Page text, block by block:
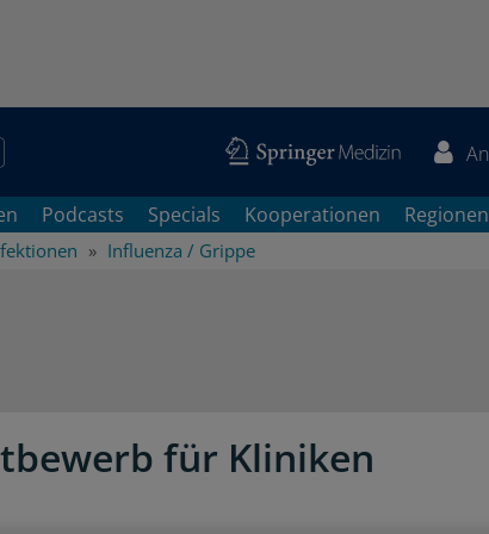
Podcasts Specials Kooperationen Regionen
Influenza / Grippe
für Kliniken